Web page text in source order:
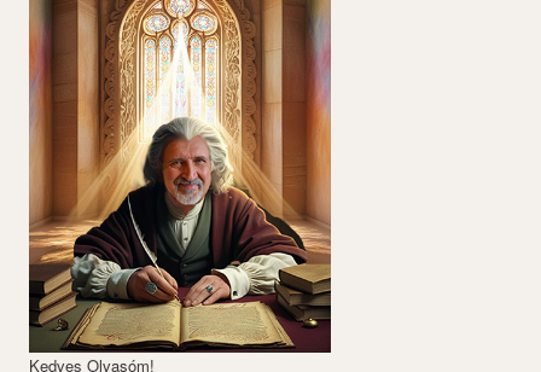
Kedves Olvasóm!